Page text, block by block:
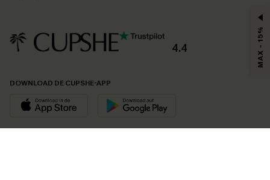
4.4
DOWNLOAD DE CUPSHE-APP
MAX - 15%